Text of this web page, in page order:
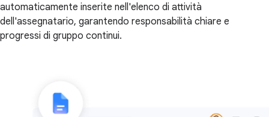
automaticamente inserite nell'elenco di attività
dell'assegnatario, garantendo responsabilità chiare e
progressi di gruppo continui.